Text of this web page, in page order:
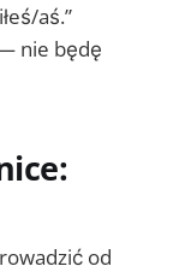
aś.”
nie będę
od